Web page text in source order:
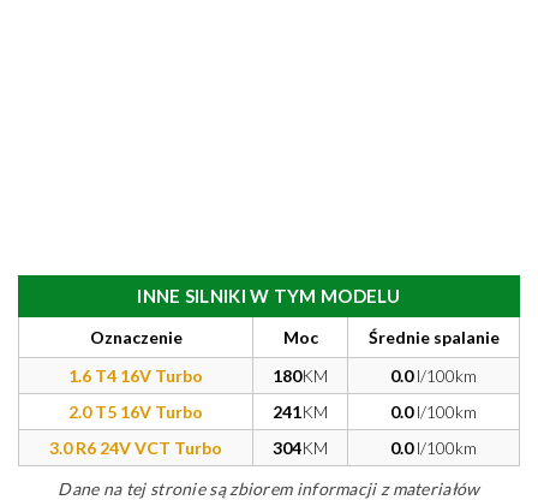
INNE SILNIKI W TYM MODELU
Oznaczenie Moc
Średnie spalanie
1.6 T4 16V Turbo
180KM 0.0l/100km
2.0 T5 16V Turbo
241KM 0.0l/100km
3.0 R6 24V VCT Turbo
304KM 0.0l/100km
Dane na tej stronie są zbiorem informacji z materiałów